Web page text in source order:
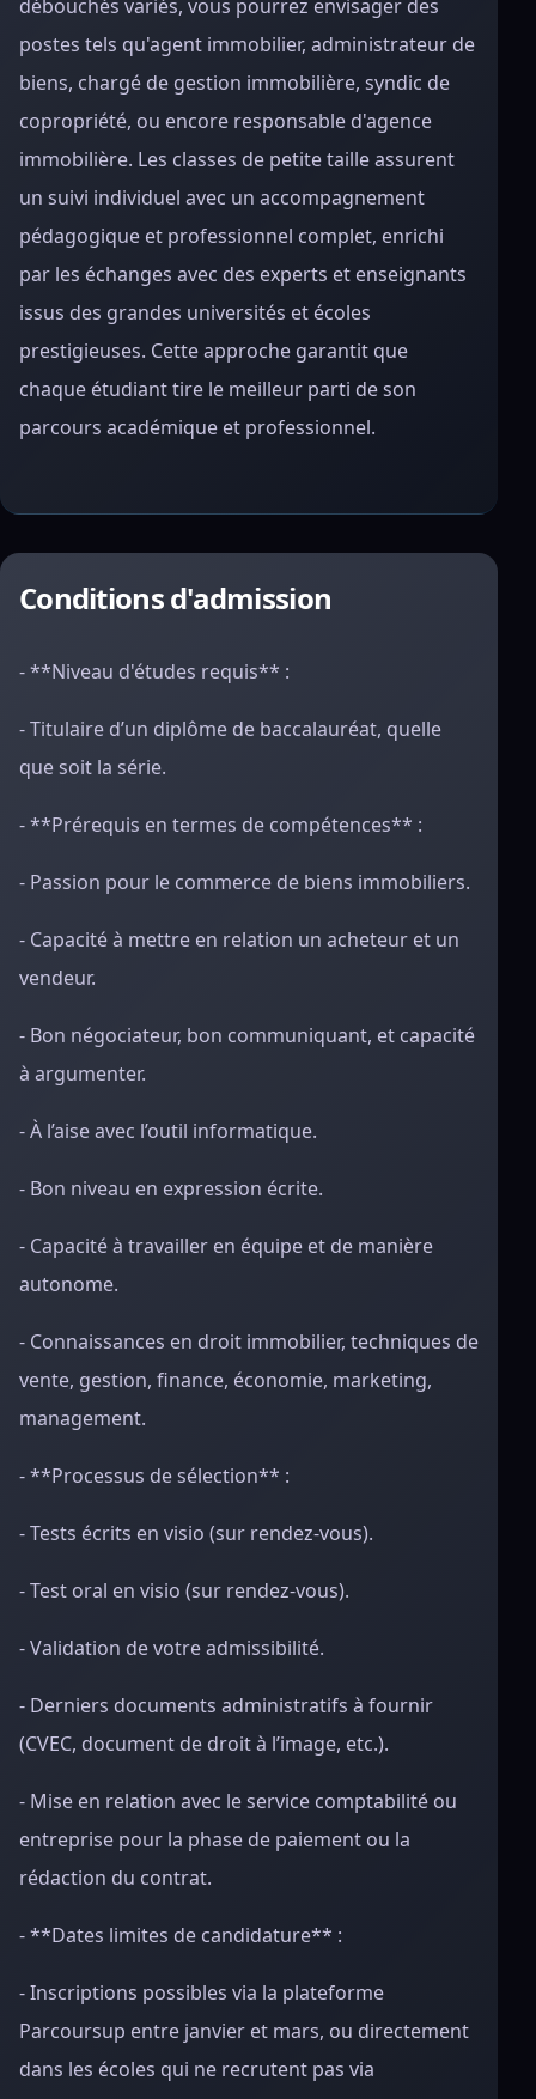
débouchés variés, vous pourrez envisager des
postes tels qu'agent immobilier, administrateur de
biens, chargé de gestion immobilière, syndic de
copropriété, ou encore responsable d'agence
immobilière. Les classes de petite taille assurent
un suivi individuel avec un accompagnement
pédagogique et professionnel complet, enrichi
par les échanges avec des experts et enseignants
issus des grandes universités et écoles
prestigieuses. Cette approche garantit que
chaque étudiant tire le meilleur parti de son
parcours académique et professionnel.
Conditions d'admission
- **Niveau d'études requis** :
- Titulaire d’un diplôme de baccalauréat, quelle
que soit la série.
- **Prérequis en termes de compétences** :
- Passion pour le commerce de biens immobiliers.
- Capacité à mettre en relation un acheteur et un
vendeur.
- Bon négociateur, bon communiquant, et capacité
à argumenter.
- À l’aise avec l’outil informatique.
- Bon niveau en expression écrite.
- Capacité à travailler en équipe et de manière
autonome.
- Connaissances en droit immobilier, techniques de
vente, gestion, finance, économie, marketing,
management.
- **Processus de sélection** :
- Tests écrits en visio (sur rendez-vous).
- Test oral en visio (sur rendez-vous).
- Validation de votre admissibilité.
- Derniers documents administratifs à fournir
(CVEC, document de droit à l’image, etc.).
- Mise en relation avec le service comptabilité ou
entreprise pour la phase de paiement ou la
rédaction du contrat.
- **Dates limites de candidature** :
- Inscriptions possibles via la plateforme
Parcoursup entre janvier et mars, ou directement
dans les écoles qui ne recrutent pas via